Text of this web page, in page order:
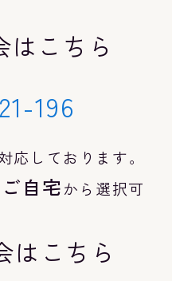
はこちら
196
応しております。
自宅から選択可
はこちら